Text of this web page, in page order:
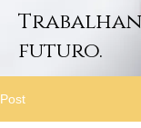
futuro.
Post